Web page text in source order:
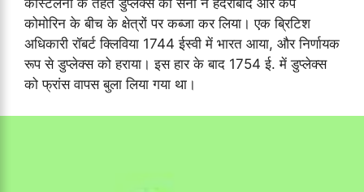
कास्टेलनौ के तहत डुप्लेक्स की सेना ने हैदराबाद और केप
कोमोरिन के बीच के क्षेत्रों पर कब्जा कर लिया। एक ब्रिटिश
अधिकारी रॉबर्ट क्लिविया 1744 ईस्वी में भारत आया, और निर्णायक
रूप से डुप्लेक्स को हराया। इस हार के बाद 1754 ई. में डुप्लेक्स
को फ्रांस वापस बुला लिया गया था।